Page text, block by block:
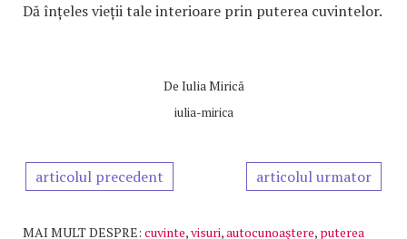
Dă înțeles vieții tale interioare prin puterea cuvintelor.
De Iulia Mirică
iulia-mirica
articolul precedent articolul urmator
MAI MULT DESPRE: cuvinte,visuri,autocunoaştere, puterea